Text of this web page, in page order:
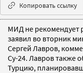
Копировать ссылку
МИД не рекомендует
заявил во вторник
Сергей Лавров,
Су-24. Лавров также
Турцию,